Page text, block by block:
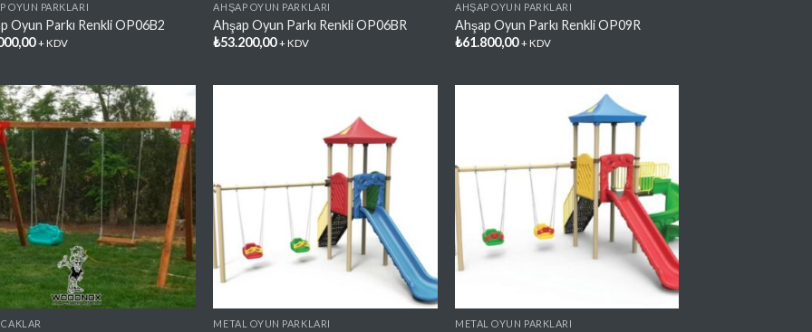
OYUN PARKLARI
Oyun Parkı Renkli OP06B2
+ KDV
AHŞAP OYUN PARKLARI
Ahşap Oyun Parkı Renkli OP06BR
₺53.200,00 + KDV
AHŞAP OYUN PARKLARI
Ahşap Oyun Parkı Renkli OP09R
₺61.800,00 + KDV
Favorilere
Ekle
Ekle
METAL OYUN PARKLARI
Favorilere
Ekle
METAL OYUN PARKLARI